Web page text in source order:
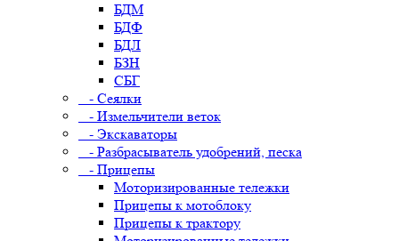
БДМ
БДФ
БДЛ
БЗН
СБГ
- Сеялки
- Измельчители веток
- Экскаваторы
- Разбрасыватель удобрений, песка
- Прицепы
Моторизированные тележки
Прицепы к мотоблоку
Прицепы к трактору